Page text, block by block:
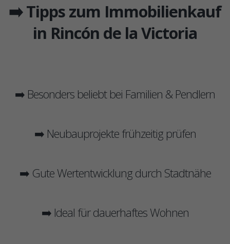
➡️ Tipps zum Immobilienkauf
in Rincón de la Victoria
➡️ Besonders beliebt bei Familien & Pendlern
➡️ Neubauprojekte frühzeitig prüfen
➡️ Gute Wertentwicklung durch Stadtnähe
➡️ Ideal für dauerhaftes Wohnen